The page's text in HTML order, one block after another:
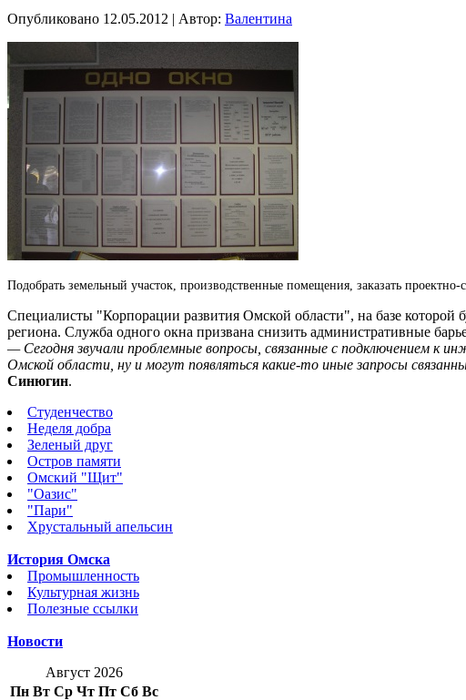
Опубликовано 12.05.2012 | Автор: Валентина
Подобрать земельный участок, производственные помещения, заказать
Специалисты "Корпорации развития Омской области", на базе которой
региона. Служба одного окна призвана снизить административные
— Сегодня звучали проблемные вопросы, связанные с подключением к
Омской области, ну и могут появляться какие-то иные запросы
Синюгин.
Студенчество
Неделя добра
Зеленый друг
Остров памяти
Омский "Щит"
"Оазис"
"Пари"
Хрустальный апельсин
История Омска
Промышленность
Культурная жизнь
Полезные ссылки
Новости
Август 2026
Пн Вт Ср Чт Пт Сб Вс